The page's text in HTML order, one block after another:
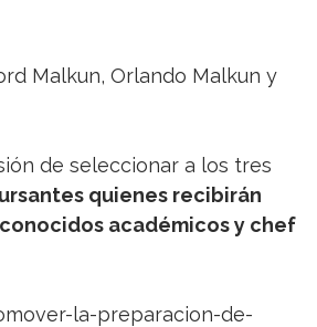
Malkun, Orlando Malkun y
de seleccionar a los tres
quienes recibirán
académicos y chef
la-preparacion-de-